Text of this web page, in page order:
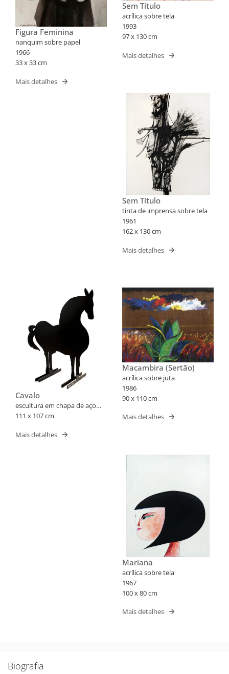
Figura Feminina
nanquim sobre papel
1966
33 x 33 cm
Mais detalhes
Sem Título
acrílica sobre tela
1993
97 x 130 cm
Mais detalhes
Sem Título
tinta de imprensa sobre tela
1961
162 x 130 cm
Mais detalhes
Cavalo
escultura em chapa de aço
recortada
111 x 107 cm
Mais detalhes
Macambira (Sertão)
acrílica sobre juta
1986
90 x 110 cm
Mais detalhes
Mariana
acrílica sobre tela
1967
100 x 80 cm
Mais detalhes
Biografia